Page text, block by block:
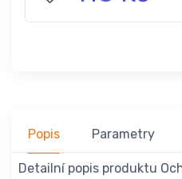
Popis Parametry
Detailní popis produktu